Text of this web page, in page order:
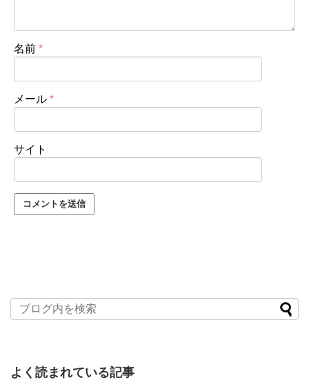
名前 *
メール *
サイト
よく読まれている記事